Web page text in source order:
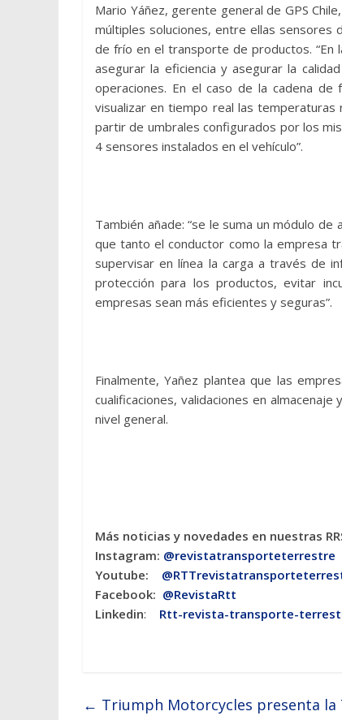
Mario Yáñez, gerente general de GPS
múltiples soluciones, entre ellas sensores
de frío en el transporte de productos.
asegurar la eficiencia y asegurar la
operaciones. En el caso de la cadena de
visualizar en tiempo real las
partir de umbrales configurados por los
4 sensores instalados en el vehículo”.
También añade: “se le suma un módulo
que tanto el conductor como la empresa
supervisar en línea la carga a través de
protección para los productos, evitar
empresas sean más eficientes y seguras”.
Finalmente, Yañez plantea que las
cualificaciones, validaciones en
nivel general.
Más noticias y novedades en nuestras
Instagram: @revistatransporteterrestre
Youtube:
Facebook: @RevistaRtt
Linkedin: Rtt-revista-transporte-
← Triumph Motorcycles presenta la